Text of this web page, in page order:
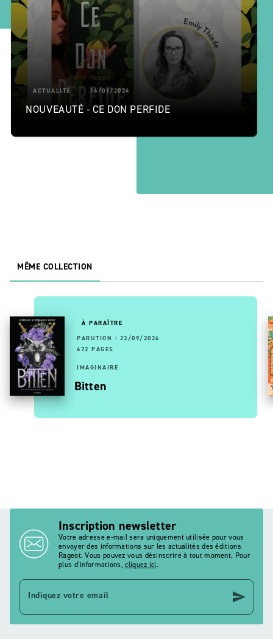
ACTUALITÉ 16/01/2024
NOUVEAUTÉ - CE DON PERFIDE
MÊME COLLECTION
À PARAÎTRE
PARUTION : 23/09/2026
672 PAGES
IMAGINAIRE
Bitten
Inscription newsletter
Votre adresse e-mail sera uniquement utilisée pour vous
envoyer des informations sur les actualités des éditions
Rageot. Vous pouvez vous désinscrire à tout moment. Pour
plus d’informations,cliquez ici.
Indiquez votre email send